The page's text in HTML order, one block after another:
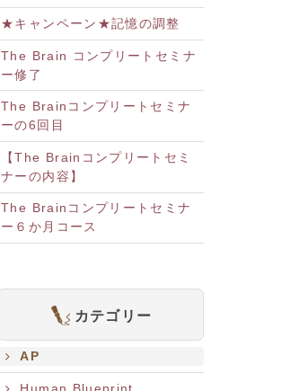
★キャンペーン★記憶の調整
The Brain コンプリートセミナ
ー修了
The Brainコンプリートセミナ
ーの6回目
【The Brainコンプリートセミ
ナーの内容】
The Brainコンプリートセミナ
ー６か月コース
カテゴリー
AP